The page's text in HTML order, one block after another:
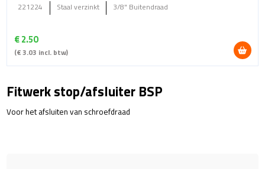
€2.50
(€3.03 incl. btw)
221224 Staal verzinkt 3/8" Buitendraad
Fitwerk stop/afsluiter BSP
Voor het afsluiten van schroefdraad